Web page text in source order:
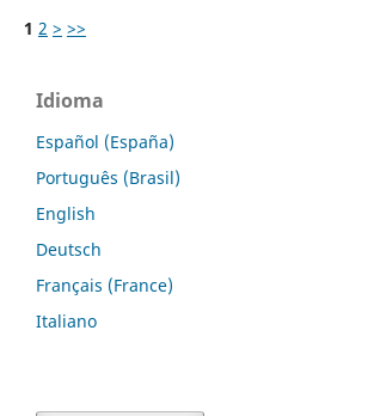
1 2 > >>
Idioma
Español (España)
Português (Brasil)
English
Deutsch
Français (France)
Italiano